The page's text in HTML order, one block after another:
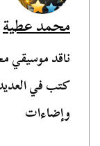
محمد عطية
ناقد موسيقي
كتب في
وإضاءات